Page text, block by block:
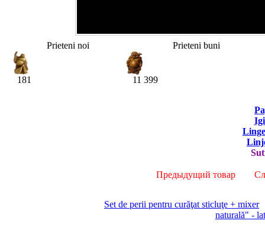
Prieteni noi
181
Prieteni buni
11 399
Предыдущий товар
Set de perii pentru curăţat sticluţe + mixer
naturală" -